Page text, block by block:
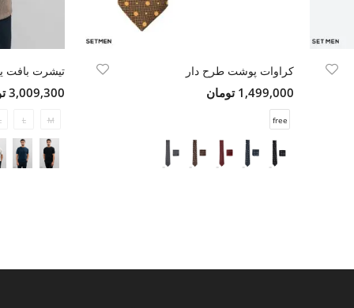
کراوات پوشت طرح دار
1,499,000 تومان
free
تیشرت بافت
3,009,300 تومان
M
L